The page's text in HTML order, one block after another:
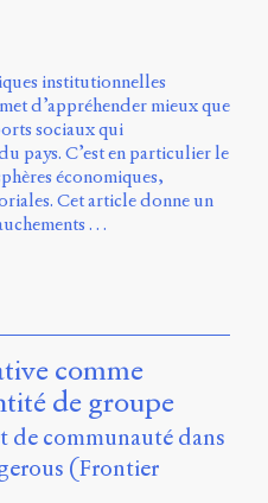
institutionnelles
d’appréhender mieux que
sociaux qui
pays. C’est en particulier le
économiques,
Cet article donne un
…
comme
de groupe
de communauté dans
(Frontier